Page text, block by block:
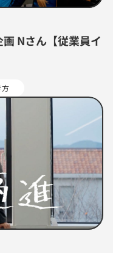
Nさん【従業員イ
方